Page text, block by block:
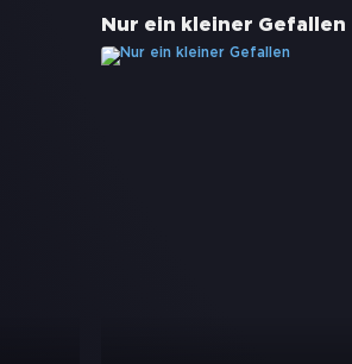
Nur ein kleiner Gefallen